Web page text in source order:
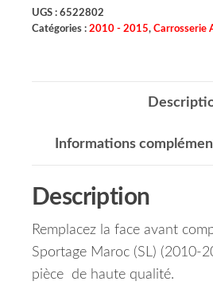
UGS : 6522802
Catégories : 2010 - 2015, Carrosserie
Informations
Description
Remplacez la face avant
Sportage Maroc (SL) (2010-
pièce de haute qualité.